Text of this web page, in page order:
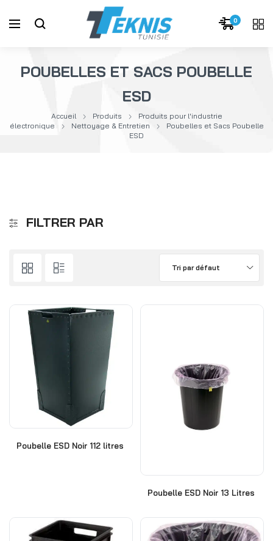
0
POUBELLES ET SACS POUBELLE
ESD
Accueil Produits
Produits pour l'industrie
électronique
Nettoyage & Entretien
Poubelles et Sacs Poubelle
ESD
FILTRER PAR
Tri par défaut
Poubelle ESD Noir 112 litres
Poubelle ESD Noir 13 Litres